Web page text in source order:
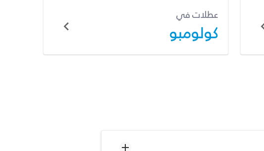
عطلات في
كولومبو